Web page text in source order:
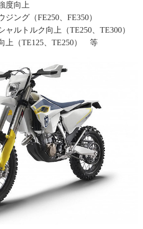
度向上
ジング（FE250、FE350）
ャルトルク向上（TE250、TE300）
上（TE125、TE250） 等